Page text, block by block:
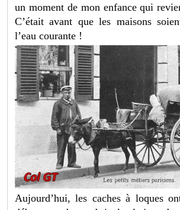
un moment de mon enfance qui
C’était avant que les maisons
l’eau courante !
Aujourd’hui, les caches à loques